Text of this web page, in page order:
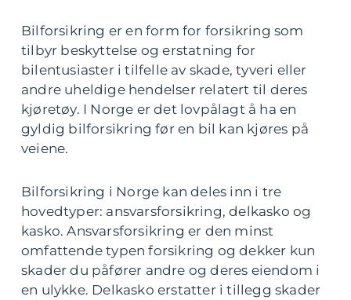
Bilforsikring er en form for forsikring som
tilbyr beskyttelse og erstatning for
bilentusiaster i tilfelle av skade, tyveri eller
andre uheldige hendelser relatert til deres
kjøretøy. I Norge er det lovpålagt å ha en
gyldig bilforsikring før en bil kan kjøres på
veiene.
Bilforsikring i Norge kan deles inn i tre
hovedtyper: ansvarsforsikring, delkasko og
kasko. Ansvarsforsikring er den minst
omfattende typen forsikring og dekker kun
skader du påfører andre og deres eiendom i
en ulykke. Delkasko erstatter i tillegg skader